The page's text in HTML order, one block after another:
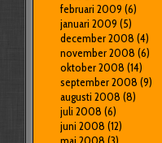
februari 2009 (6)
januari 2009 (5)
december 2008 (4)
november 2008 (6)
oktober 2008 (14)
september 2008 (9)
augusti 2008 (8)
juli 2008 (6)
juni 2008 (12)